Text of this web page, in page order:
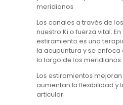
meridianos
Los canales a través de
nuestro Ki o fuerza vital.
estiramiento es una
la acupuntura y se enfoca
lo largo de los meridianos.
Los estiramientos
aumentan la flexibilidad y
articular.